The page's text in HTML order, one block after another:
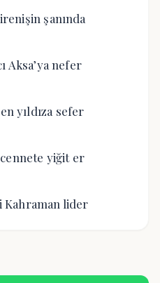
şanında
Aksa’ya nefer
yıldıza sefer
yiğit er
Kahraman lider